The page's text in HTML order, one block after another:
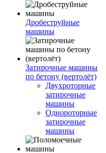
Дробеструйные
машины
Затирочные машины
по бетону (вертолёт)
Двухроторные
затирочные
машины
Однороторные
затирочные
машины